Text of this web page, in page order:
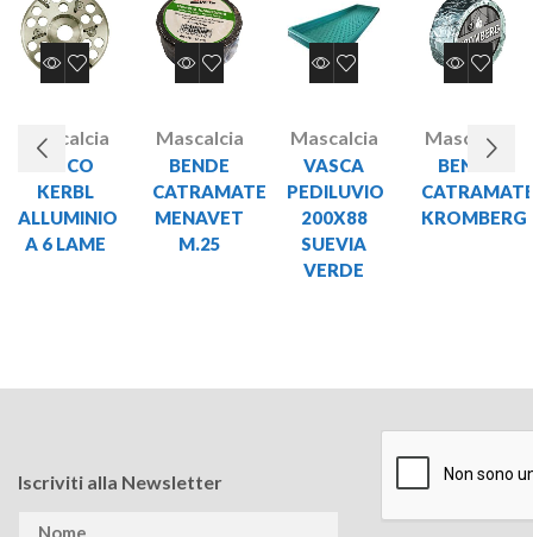
Mascalcia
DISCO
KERBL
ALLUMINIO
A 6 LAME
Mascalcia
BENDE
CATRAMATE
MENAVET
M.25
Mascalcia
VASCA
PEDILUVIO
200X88
SUEVIA
VERDE
Mascalcia
BENDE
KROMBERG
Iscriviti alla Newsletter